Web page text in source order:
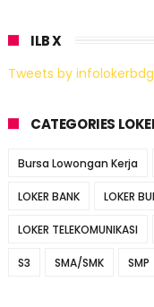
ILB X
Tweets by
CATEGORIES
Bursa Lowongan Kerja
LOKER BANK LOKER
LOKER TELEKOMUNIKASI
S3 SMA/SMK SMP